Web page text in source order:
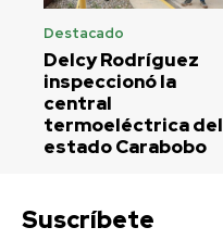
Destacado
Delcy Rodríguez
inspeccionó la
central
termoeléctrica del
estado Carabobo
Suscríbete